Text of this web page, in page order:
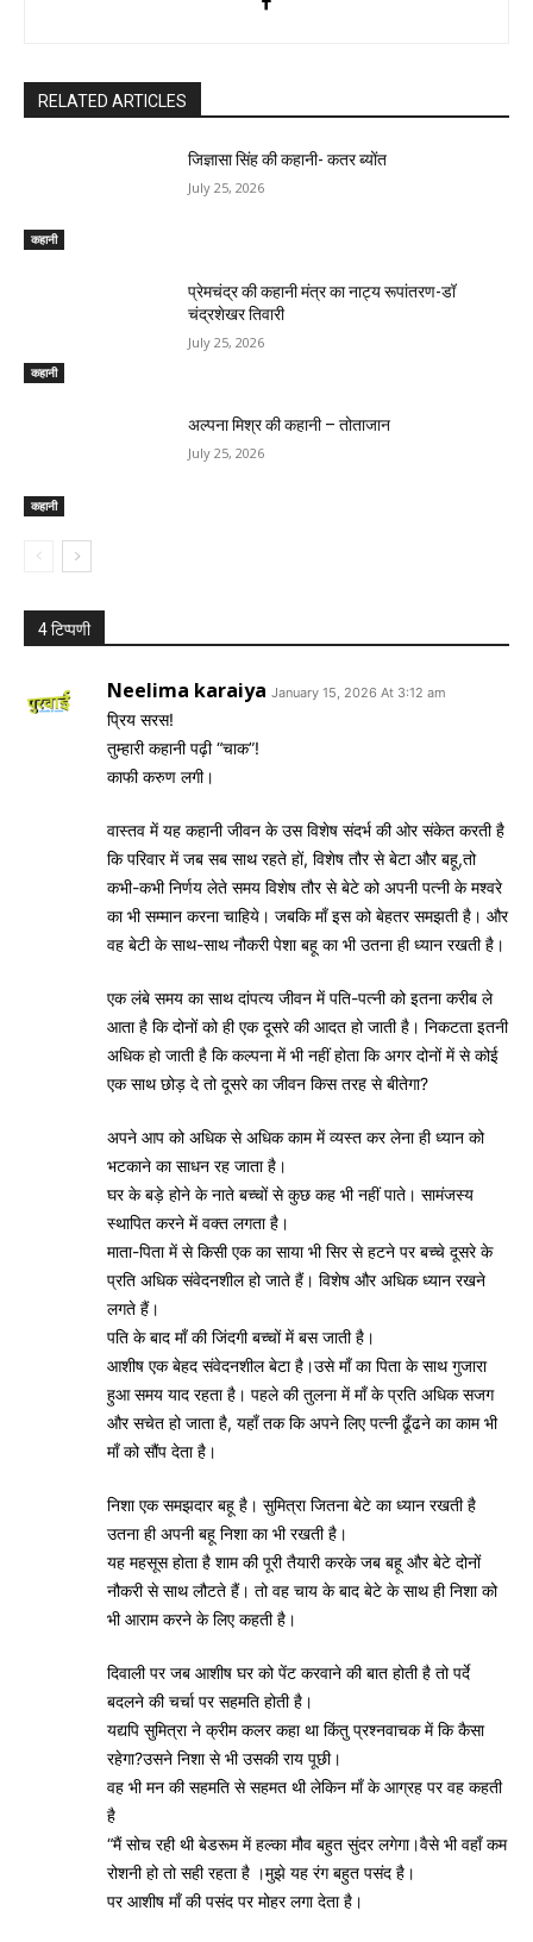
RELATED ARTICLES
कहानी
जिज्ञासा सिंह की कहानी- कतर ब्योंत
July 25, 2026
कहानी
प्रेमचंद्र की कहानी मंत्र का नाट्य रूपांतरण-डॉ
चंद्रशेखर तिवारी
July 25, 2026
कहानी
अल्पना मिश्र की कहानी – तोताजान
July 25, 2026
4 टिप्पणी
Neelima karaiya January 15, 2026 At 3:12 am
प्रिय सरस!
तुम्हारी कहानी पढ़ी “चाक”!
काफी करुण लगी।
वास्तव में यह कहानी जीवन के उस विशेष संदर्भ की ओर संकेत करती है
कि परिवार में जब सब साथ रहते हों, विशेष तौर से बेटा और बहू,तो
कभी-कभी निर्णय लेते समय विशेष तौर से बेटे को अपनी पत्नी के मश्वरे
का भी सम्मान करना चाहिये। जबकि माँ इस को बेहतर समझती है। और
वह बेटी के साथ-साथ नौकरी पेशा बहू का भी उतना ही ध्यान रखती है।
एक लंबे समय का साथ दांपत्य जीवन में पति-पत्नी को इतना करीब ले
आता है कि दोनों को ही एक दूसरे की आदत हो जाती है। निकटता इतनी
अधिक हो जाती है कि कल्पना में भी नहीं होता कि अगर दोनों में से कोई
एक साथ छोड़ दे तो दूसरे का जीवन किस तरह से बीतेगा?
अपने आप को अधिक से अधिक काम में व्यस्त कर लेना ही ध्यान को
भटकाने का साधन रह जाता है।
घर के बड़े होने के नाते बच्चों से कुछ कह भी नहीं पाते। सामंजस्य
स्थापित करने में वक्त लगता है।
माता-पिता में से किसी एक का साया भी सिर से हटने पर बच्चे दूसरे के
प्रति अधिक संवेदनशील हो जाते हैं। विशेष और अधिक ध्यान रखने
लगते हैं।
पति के बाद माँ की जिंदगी बच्चों में बस जाती है।
आशीष एक बेहद संवेदनशील बेटा है।उसे माँ का पिता के साथ गुजारा
हुआ समय याद रहता है। पहले की तुलना में माँ के प्रति अधिक सजग
और सचेत हो जाता है, यहाँ तक कि अपने लिए पत्नी ढूँढने का काम भी
माँ को सौंप देता है।
निशा एक समझदार बहू है। सुमित्रा जितना बेटे का ध्यान रखती है
उतना ही अपनी बहू निशा का भी रखती है।
यह महसूस होता है शाम की पूरी तैयारी करके जब बहू और बेटे दोनों
नौकरी से साथ लौटते हैं। तो वह चाय के बाद बेटे के साथ ही निशा को
भी आराम करने के लिए कहती है।
दिवाली पर जब आशीष घर को पेंट करवाने की बात होती है तो पर्दे
बदलने की चर्चा पर सहमति होती है।
यद्यपि सुमित्रा ने क्रीम कलर कहा था किंतु प्रश्नवाचक में कि कैसा
रहेगा?उसने निशा से भी उसकी राय पूछी।
वह भी मन की सहमति से सहमत थी लेकिन माँ के आग्रह पर वह कहती
है
“मैं सोच रही थी बेडरूम में हल्का मौव बहुत सुंदर लगेगा।वैसे भी वहाँ कम
रोशनी हो तो सही रहता है ।मुझे यह रंग बहुत पसंद है।
पर आशीष माँ की पसंद पर मोहर लगा देता है।